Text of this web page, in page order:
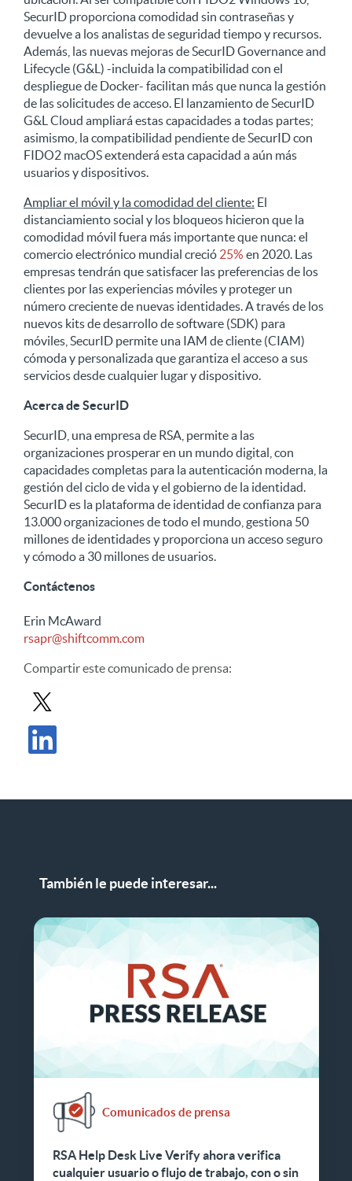
SecurID proporciona comodidad sin contraseñas y
devuelve a los analistas de seguridad tiempo y recursos.
Además, las nuevas mejoras de SecurID Governance and
Lifecycle (G&L) -incluida la compatibilidad con el
despliegue de Docker- facilitan más que nunca la gestión
de las solicitudes de acceso. El lanzamiento de SecurID
G&L Cloud ampliará estas capacidades a todas partes;
asimismo, la compatibilidad pendiente de SecurID con
FIDO2 macOS extenderá esta capacidad a aún más
usuarios y dispositivos.
Ampliar el móvil y la comodidad del cliente: El
distanciamiento social y los bloqueos hicieron que la
comodidad móvil fuera más importante que nunca: el
comercio electrónico mundial creció 25% en 2020. Las
empresas tendrán que satisfacer las preferencias de los
clientes por las experiencias móviles y proteger un
número creciente de nuevas identidades. A través de los
nuevos kits de desarrollo de software (SDK) para
móviles, SecurID permite una IAM de cliente (CIAM)
cómoda y personalizada que garantiza el acceso a sus
servicios desde cualquier lugar y dispositivo.
Acerca de SecurID
SecurID, una empresa de RSA, permite a las
organizaciones prosperar en un mundo digital, con
capacidades completas para la autenticación moderna, la
gestión del ciclo de vida y el gobierno de la identidad.
SecurID es la plataforma de identidad de confianza para
13.000 organizaciones de todo el mundo, gestiona 50
millones de identidades y proporciona un acceso seguro
y cómodo a 30 millones de usuarios.
Contáctenos
Erin McAward
rsapr@shiftcomm.com
Compartireste comunicado de prensa:
Compartir comunicado de prensa en X
También le puede interesar...
Comunicados de prensa
RSA Help Desk Live Verify ahora verifica
cualquier usuario o flujo de trabajo, con o sin